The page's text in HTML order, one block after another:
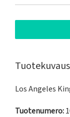
Tuotekuvaus
Los Angeles
Tuotenumero: